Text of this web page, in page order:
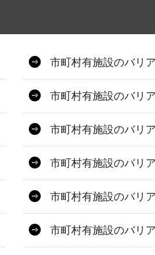
市町村有施設のバリ
市町村有施設のバリ
市町村有施設のバリ
市町村有施設のバリ
市町村有施設のバリ
市町村有施設のバリ